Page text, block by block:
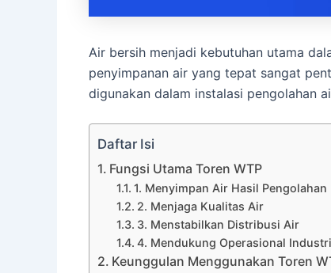
Air bersih menjadi kebutuhan utama
penyimpanan air yang tepat sangat
digunakan dalam instalasi pengolahan
Daftar Isi
Fungsi Utama Toren WTP
1. Menyimpan Air Hasil Pengolahan
2. Menjaga Kualitas Air
3. Menstabilkan Distribusi Air
4. Mendukung Operasional Industri
Keunggulan Menggunakan Toren